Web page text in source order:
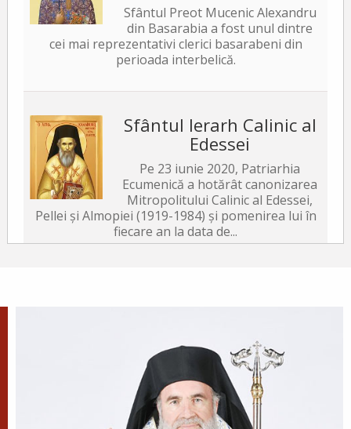
Sfântul Preot Mucenic Alexandru
din Basarabia a fost unul dintre
cei mai reprezentativi clerici basarabeni din
perioada interbelică.
Sfântul Ierarh Calinic al
Edessei
Pe 23 iunie 2020, Patriarhia
Ecumenică a hotărât canonizarea
Mitropolitului Calinic al Edessei,
Pellei și Almopiei (1919-1984) și pomenirea lui în
fiecare an la data de...
Sfântul Ierarh Emilian,
mărturisitorul lui Hristos, a trăit
pe vremea împărăției lui Leon Armeanul,
luptătorul împotriva icoanelor, și fiind el episcop
al Cizicului, de...